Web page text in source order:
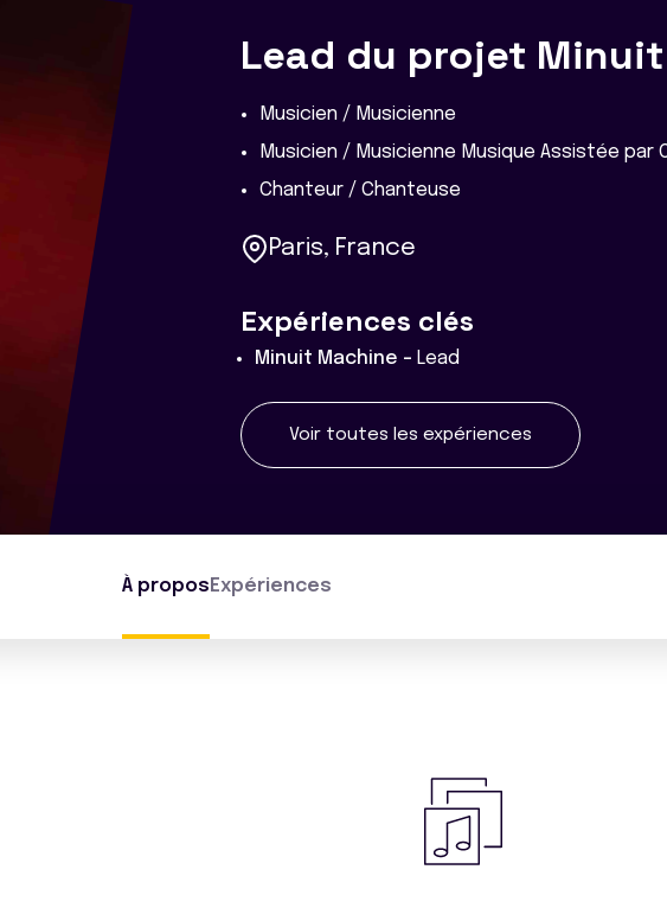
Lead du projet
Musicien / Musicienne
Musicien / Musicienne Musique Assistée par
Chanteur / Chanteuse
Paris, France
Expériences clés
Minuit Machine - Lead
Voir toutes les expériences
À propos Expériences